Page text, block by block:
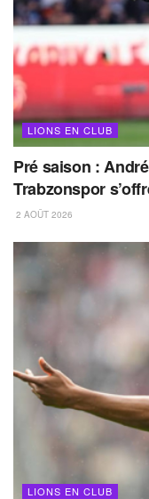
LIONS EN CLUB
Pré saison :
Trabzonspor
2 AOÛT 2026
LIONS EN CLUB